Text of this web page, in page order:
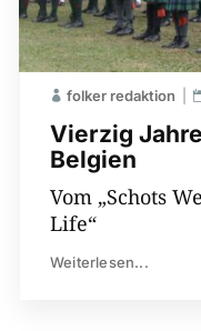
Vierzig
Belgien
folker redaktion
Vom „Schots
Life“
Weiterlesen...